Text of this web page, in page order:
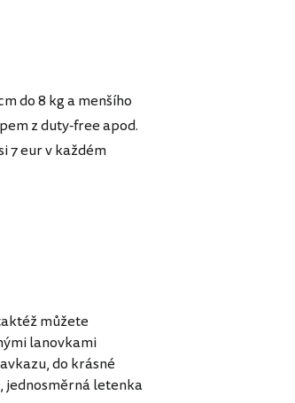
do 8 kg a menšího
z duty-free apod.
7 eur v každém
můžete
lanovkami
do krásné
jednosměrná letenka